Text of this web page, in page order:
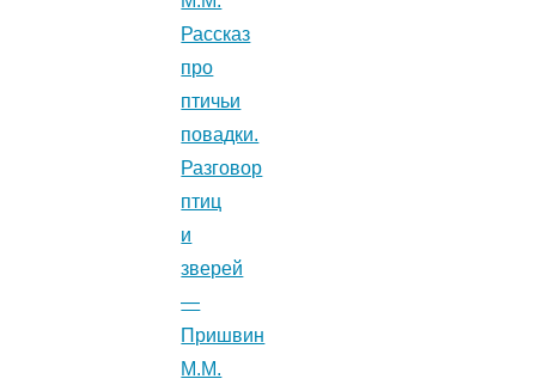
Рассказ
про
птичьи
повадки.
Разговор
птиц
и
зверей
—
Пришвин
М.М.